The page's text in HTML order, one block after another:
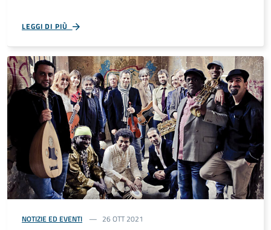
LEGGI DI PIÙ
NOTIZIE ED EVENTI 26 OTT 2021